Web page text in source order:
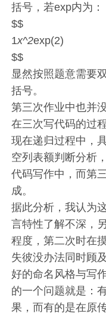
括号，若exp内为：
$$
1x^2exp(2)
$$
显然按照题意需要
括号。
第三次作业中也并
在三次写代码的过
现在递归过程中，
空列表额判断分析
代码写作中，而第
成。
据此分析，我认为
言特性了解不深，
程度，第二次时在
失彼没办法同时顾
好的命名风格与写
的一个问题就是：
果，而有的是在原